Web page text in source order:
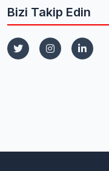
Bizi Takip Edin